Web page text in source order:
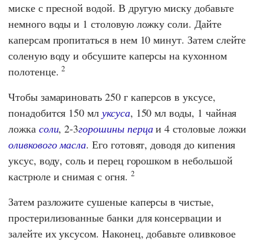
миске с пресной водой. В другую миску добавьте
немного воды и 1 столовую ложку соли. Дайте
каперсам пропитаться в нем 10 минут. Затем слейте
соленую воду и обсушите каперсы на кухонном
полотенце.2
Чтобы замариновать 250 г каперсов в уксусе,
понадобится 150 мл уксуса, 150 мл воды, 1 чайная
ложка соли, 2-3горошины перцаи 4 столовые ложки
оливкового масла. Его готовят, доводя до кипения
уксус, воду, соль и перец горошком в небольшой
кастрюле и снимая с огня. 2
Затем разложите сушеные каперсы в чистые,
простерилизованные банки для консервации и
залейте их уксусом. Наконец, добавьте оливковое